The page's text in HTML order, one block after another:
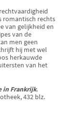
romantisch rechts
van gelijkheid en
van de
men geen
hij met wel
herkauwde
van het
in Frankrijk.
432 blz.